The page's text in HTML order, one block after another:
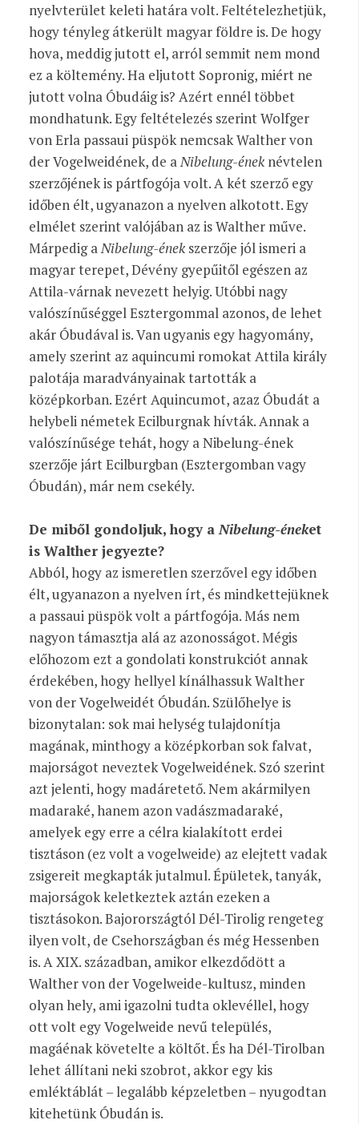
nyelvterület keleti határa volt. Feltételezhetjük,
hogy tényleg átkerült magyar földre is. De hogy
hova, meddig jutott el, arról semmit nem mond
ez a költemény. Ha eljutott Sopronig, miért ne
jutott volna Óbudáig is? Azért ennéltöbbet
mondhatunk. Egy feltételezés szerint Wolfger
von Erla passaui püspök nemcsak Walther von
der Vogelweidének, de aNibelung-éneknévtelen
szerzőjének is pártfogója volt. A két szerző egy
időben élt, ugyanazon a nyelven alkotott. Egy
elmélet szerint valójában az is Walther műve.
Márpedig aNibelung-énekszerzője jól ismeri a
magyar terepet, Dévény gyepűitől egészen az
Attila-várnak nevezett helyig. Utóbbi nagy
valószínűséggel Esztergommal azonos, de lehet
akár Óbudával is. Van ugyanis egy hagyomány,
amely szerint az aquincumi romokat Attila király
palotája maradványainak tartották a
középkorban. Ezért Aquincumot, azaz Óbudát a
helybeli németek Ecilburgnak hívták. Annak a
valószínűsége tehát, hogy a Nibelung-ének
szerzője járt Ecilburgban (Esztergomban vagy
Óbudán), már nem csekély.
De miből gondoljuk, hogy aNibelung-éneket
is Walther jegyezte?
Abból, hogy az ismeretlen szerzővel egyidőben
élt, ugyanazon a nyelven írt, és mindkettejüknek
a passaui püspök volt a pártfogója. Más nem
nagyon támasztja alá az azonosságot. Mégis
előhozom ezt a gondolati konstrukciót annak
érdekében, hogy hellyel kínálhassuk Walther
von der Vogelweidét Óbudán. Szülőhelye is
bizonytalan: sok mai helység tulajdonítja
magának, minthogy a középkorban sok falvat,
majorságot neveztek Vogelweidének. Szó szerint
azt jelenti, hogy madáretető. Nem akármilyen
madaraké, hanem azon vadászmadaraké,
amelyek egy erre a célra kialakított erdei
tisztáson (ez volt a vogelweide) az elejtett vadak
zsigereit megkapták jutalmul. Épületek, tanyák,
majorságok keletkeztek aztán ezeken a
tisztásokon. Bajorországtól Dél-Tirolig rengeteg
ilyen volt, de Csehországban és még Hessenben
is. A XIX. században, amikor elkezdődött a
Walther von der Vogelweide-kultusz, minden
olyan hely, ami igazolni tudta oklevéllel, hogy
ott volt egy Vogelweide nevű település,
magáénak követelte a költőt. És ha Dél-Tirolban
lehet állítani neki szobrot, akkor egy kis
emléktáblát – legalább képzeletben – nyugodtan
kitehetünk Óbudán is.